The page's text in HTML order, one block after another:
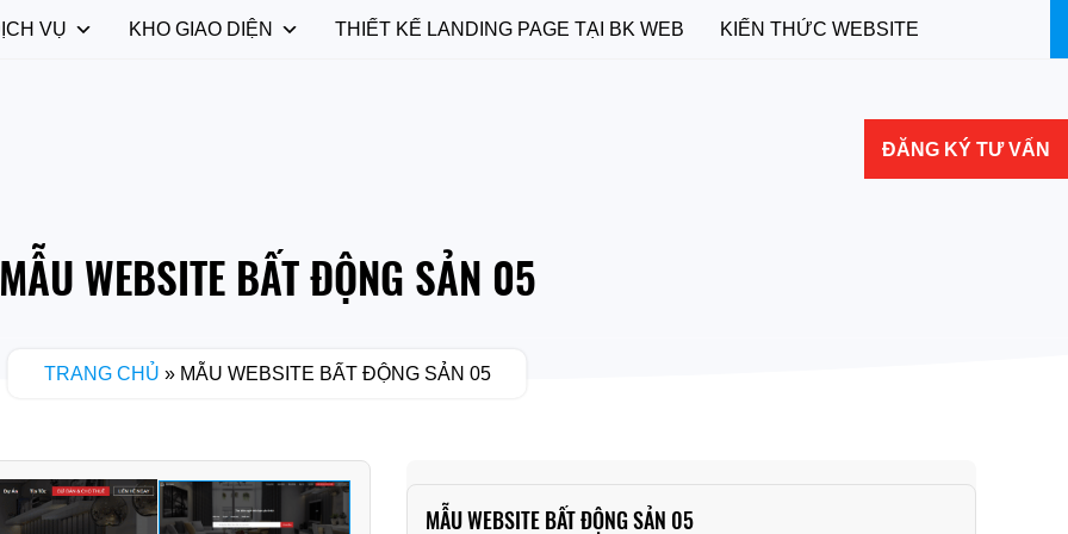
VỤ KHO GIAO DIỆN THIẾT KẾ LANDING PAGE TẠI BK WEB KIẾN THỨC WEBSITE
ĐĂNG KÝ TƯ VẤN
MẪU WEBSITE BẤT ĐỘNG SẢN 05
TRANG CHỦ » MẪU WEBSITE BẤT ĐỘNG SẢN 05
MẪU WEBSITE BẤT ĐỘNG SẢN 05